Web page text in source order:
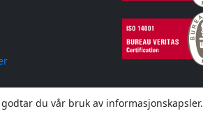
du vår bruk av informasjonskapsler.